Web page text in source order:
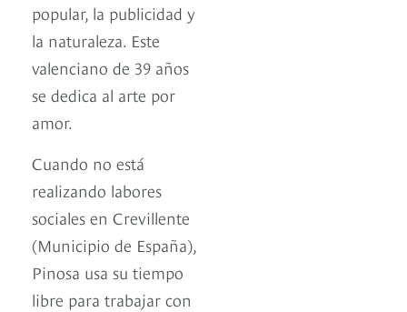
popular, la publicidad y
la naturaleza. Este
valenciano de 39 años
se dedica al arte por
amor.
Cuando no está
realizando labores
sociales en Crevillente
(Municipio de España),
Pinosa usa su tiempo
libre para trabajar con